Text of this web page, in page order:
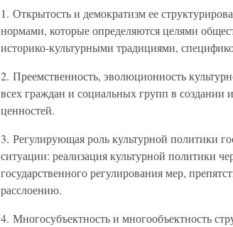
1. Открытость и демократизм ее
нормами, которые определяются целями
историко-культурными традициями,
2. Преемственность, эволюционность
всех граждан и социальных групп в
ценностей.
3. Регулирующая роль культурной политики
ситуации: реализация культурной политики
государственного регулирования мер,
расслоению.
4. Многосубъектность и многообъектность